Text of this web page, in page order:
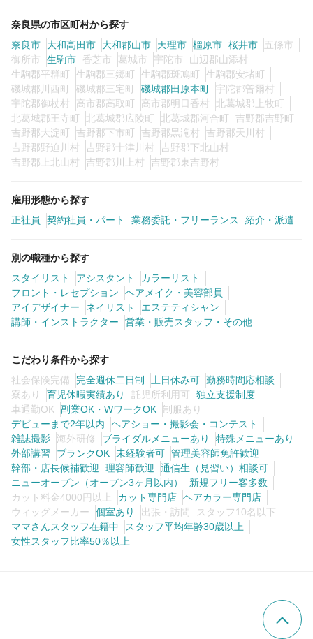
奈良県の市区町村から探す
奈良市
大和高田市 大和郡山市 天理市 橿原市 桜井市
五條市
御所市
生駒市 香芝市 葛城市 宇陀市
山辺郡山添村
生駒郡平群町
生駒郡三郷町 生駒郡斑鳩町
生駒郡安堵町
磯城郡川西町
磯城郡三宅町 磯城郡田原本町
宇陀郡曽爾村
宇陀郡御杖村
高市郡高取町 高市郡明日香村
北葛城郡上牧町
北葛城郡王寺町
北葛城郡広陵町 北葛城郡河合町
吉野郡吉野町
吉野郡大淀町
吉野郡下市町 吉野郡黒滝村
吉野郡天川村
吉野郡野迫川村
吉野郡十津川村
吉野郡下北山村
吉野郡上北山村
吉野郡川上村 吉野郡東吉野村
雇用形態から探す
正社員
契約社員・パート 業務委託・フリーランス 紹介・派遣
別の職種から探す
スタイリスト
アシスタント
カラーリスト
フロント・レセプション
ヘアメイク・美容部員
アイデザイナー
ネイリスト
エステティシャン
講師・インストラクター
営業・販売スタッフ・その他
こだわり条件から探す
社会保険完備
完全週休二日制 土日休み可 勤務時間応相談
寮あり
育児休暇実績あり 託児所利用可
独立支援制度
車通勤OK
副業OK・WワークOK 制服あり
デビューまで2年以内
ヘアショー・撮影会・コンテスト
雑誌撮影 海外研修 ブライダルメニューあり
特殊メニューあり
外部講習
ブランクOK 未経験者可 管理美容師免許歓迎
幹部・店長候補歓迎
理容師歓迎
通信生（見習い）相談可
ニューオープン（オープン3ヶ月以内）
新規フリー客多数
カット料金4000円以上
カット専門店 ヘアカラー専門店
ウィッグメーカー
個室あり 出張・訪問
スタッフ10名以下
ママさんスタッフ在籍中
スタッフ平均年齢30歳以上
女性スタッフ比率50％以上